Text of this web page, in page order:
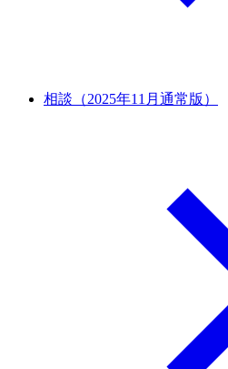
相談（2025年11月通常版）